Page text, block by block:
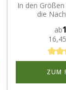
In den
die
ab
ZUM